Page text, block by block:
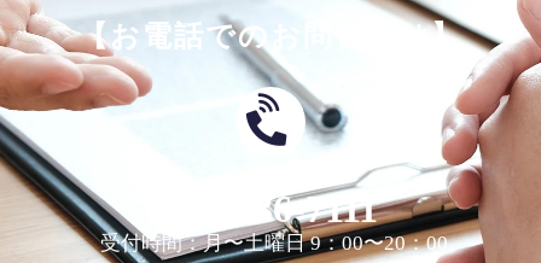
【お電話でのお問合せは】
0463-36-7111
受付時間：月〜土曜日 9：00〜20：00